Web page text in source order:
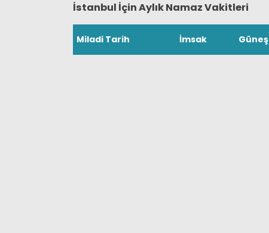
İstanbul İçin Aylık Namaz Vakitleri
Miladi Tarih İmsak Güneş